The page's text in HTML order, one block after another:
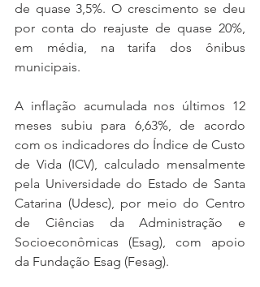
de quase 3,5%. O crescimento se deu
por conta do reajuste de quase 20%,
em média, na tarifa dos ônibus
municipais.
A inflação acumulada nos últimos 12
meses subiu para 6,63%, de acordo
com os indicadores do Índice de Custo
de Vida (ICV), calculado mensalmente
pela Universidade do Estado de Santa
Catarina (Udesc), por meio do Centro
de Ciências da Administração e
Socioeconômicas (Esag), com apoio
da Fundação Esag (Fesag).